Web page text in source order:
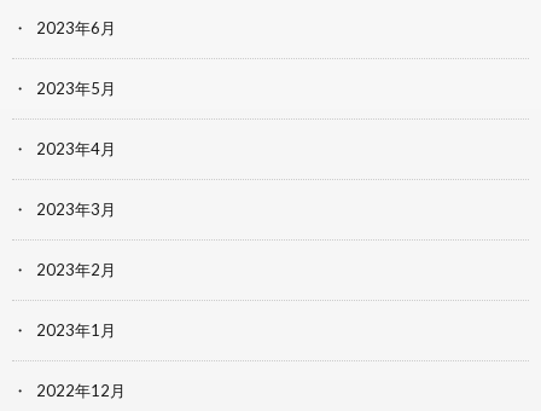
2023年6月
2023年5月
2023年4月
2023年3月
2023年2月
2023年1月
2022年12月